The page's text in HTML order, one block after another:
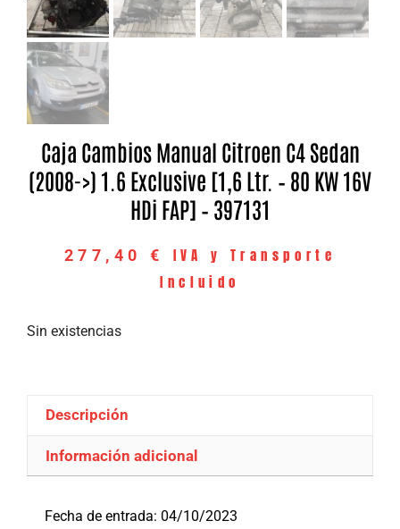
Caja Cambios Manual Citroen C4 Sedan
(2008->) 1.6 Exclusive [1,6 Ltr. – 80 KW 16V
HDi FAP] – 397131
277,40 €
IVA y Transporte
Incluido
Sin existencias
Descripción
Información adicional
Fecha de entrada: 04/10/2023